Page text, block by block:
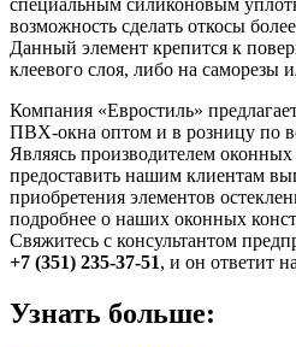
возможность сделать откосы
Данный элемент крепится к
клеевого слоя, либо на саморезы
Компания «Евростиль»
ПВХ-окна оптом и в розницу по
Являясь производителем
предоставить нашим клиентам
приобретения элементов
подробнее о наших оконных
Свяжитесь с консультантом
+7 (351) 235-37-51, и он ответит
Узнать больше: